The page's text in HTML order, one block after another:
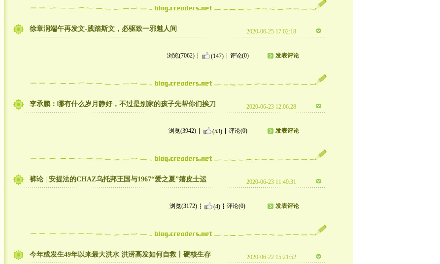
徐章润端午再发文-践踏斯文，必驱致一邪魅人间 2020-06-25 17:02:18
浏览(7062) (147) 评论(0) 发表评论
李承鹏：哪有什么岁月静好，不过是别家的孩子先帮你们挨刀 2020-06-23 12:06:28
浏览(3942) (53) 评论(0) 发表评论
裤论 | 安提法的CHAZ乌托邦王国与1967“爱之夏”嬉皮士运 2020-06-23 11:49:31
浏览(3172) (4) 评论(0) 发表评论
今年或发生49年以来最大洪水 洪涝高发如何自救丨硬核生存 2020-06-22 15:21:52